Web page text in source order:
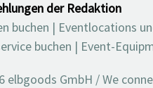
der Redaktion
buchen | Eventlocations
buchen | Event-
elbgoods GmbH / We